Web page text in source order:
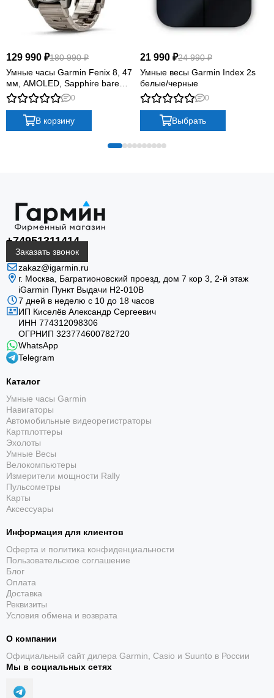
129 990 ₽180 990 ₽
Умные часы Garmin Fenix 8, 47
мм, AMOLED, Sapphire bare
Titanium, graphite with titanium
band plus graphite silicone band
0
В корзину
21 990 ₽24 990 ₽
Умные весы Garmin Index 2s
белые/черные
0
Выбрать
+74951311414
Заказать звонок
zakaz@igarmin.ru
г. Москва, Багратионовский проезд, дом 7 кор 3, 2-й этаж
iGarmin Пункт Выдачи Н2-010В
7 дней в неделю с 10 до 18 часов
ИП Киселёв Александр Сергеевич
ИНН 774312098306
ОГРНИП 323774600782720
WhatsApp
Telegram
Каталог
Умные часы Garmin
Навигаторы
Автомобильные видеорегистраторы
Картплоттеры
Эхолоты
Умные Весы
Велокомпьютеры
Измерители мощности Rally
Пульсометры
Карты
Аксессуары
Информация для клиентов
Оферта и политика конфиденциальности
Пользовательское соглашение
Блог
Оплата
Доставка
Реквизиты
Условия обмена и возврата
О компании
Официальный сайт дилера Garmin, Casio и Suunto в России
Мы в социальных сетях